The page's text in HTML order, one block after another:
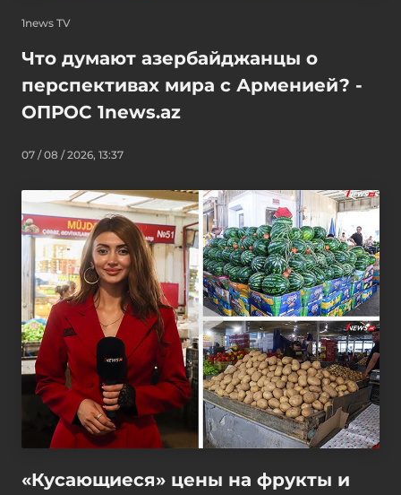
1news TV
Что думают азербайджанцы о
перспективах мира с Арменией? -
ОПРОС 1news.az
07 / 08 / 2026, 13:37
«Кусающиеся» цены на фрукты и